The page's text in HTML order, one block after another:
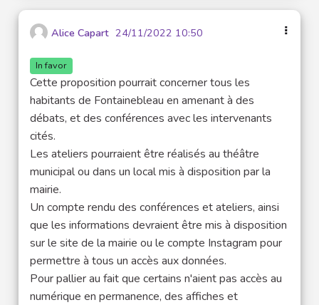
Alice Capart 24/11/2022 10:50
In favor
Cette proposition pourrait concerner tous les
habitants de Fontainebleau en amenant à des
débats, et des conférences avec les intervenants
cités.
Les ateliers pourraient être réalisés au théâtre
municipal ou dans un local mis à disposition par la
mairie.
Un compte rendu des conférences et ateliers, ainsi
que les informations devraient être mis à disposition
sur le site de la mairie ou le compte Instagram pour
permettre à tous un accès aux données.
Pour pallier au fait que certains n'aient pas accès au
numérique en permanence, des affiches et